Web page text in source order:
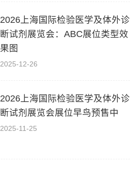
2026上海国际检验医学及体外诊
断试剂展览会：ABC展位类型效
果图
2025-12-26
2026上海国际检验医学及体外诊
断试剂展览会展位早鸟预售中
2025-11-25